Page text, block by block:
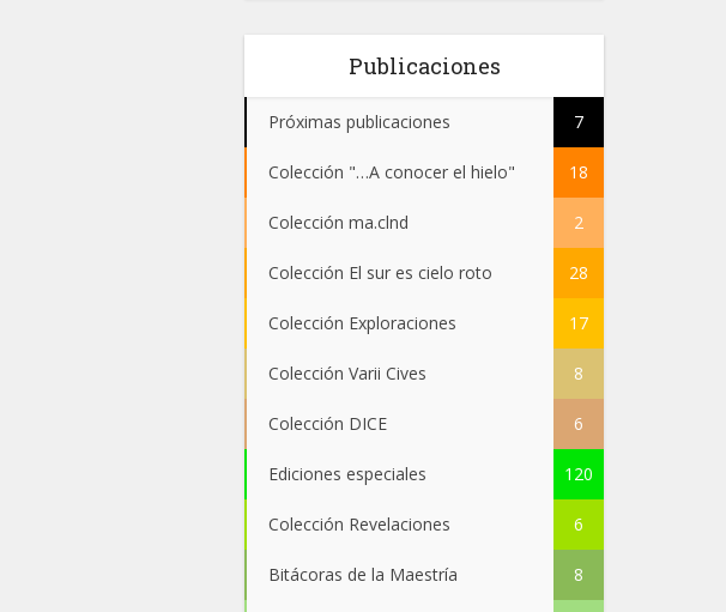
Publicaciones
Próximas publicaciones 7
Colección "…A conocer el hielo" 18
Colección ma.clnd 2
Colección El sur es cielo roto 28
Colección Exploraciones 17
Colección Varii Cives 8
Colección DICE 6
Ediciones especiales 120
Colección Revelaciones 6
Bitácoras de la Maestría 8